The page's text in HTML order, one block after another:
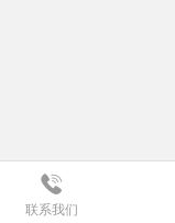
联系我们